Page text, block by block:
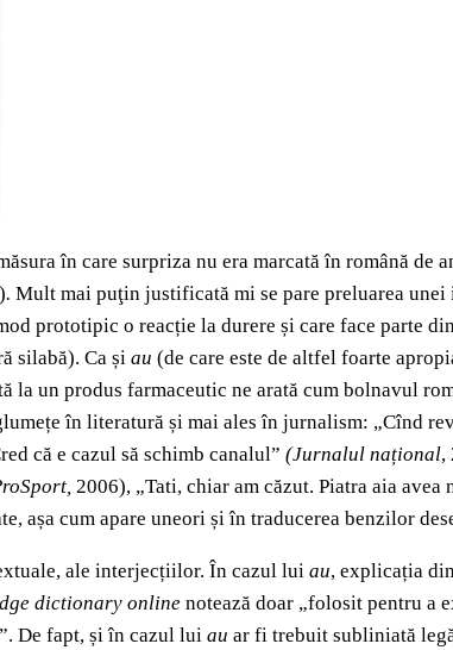
în care surpriza nu era marcată în română de
. Mult mai puţin justificată mi se pare preluarea
prototipic o reacție la durere și care face parte
silabă). Ca și au (de care este de altfel foarte
un produs farmaceutic ne arată cum bolnavul
în literatură și mai ales în jurnalism: „Cînd
că e cazul să schimb canalul” (Jurnalul național,
2006), „Tati, chiar am căzut. Piatra aia avea
așa cum apare uneori și în traducerea benzilor
ale interjecțiilor. În cazul lui au, explicația
dictionary online notează doar „folosit pentru a
De fapt, și în cazul lui au ar fi trebuit subliniată